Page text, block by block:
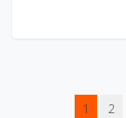
1 2